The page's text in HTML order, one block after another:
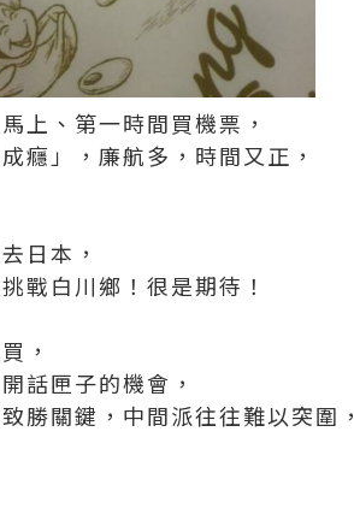
上、第一時間買機票，
癮」，廉航多，時間又正，
日本，
戰白川鄉！很是期待！
，
話匣子的機會，
勝關鍵，中間派往往難以突圍，